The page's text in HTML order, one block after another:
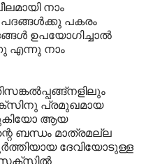
നാം
പകരം
ഉപയോഗിച്ചാല്‍
എന്നു നാം
പ്രമുഖമായ
ആയ
ബന്ധം മാത്രമല്ല
ദേവിയോടുള്ള